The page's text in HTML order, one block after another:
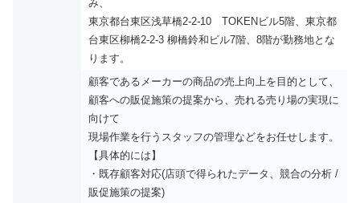
み、
東京都台東区浅草橋2-2-10 TOKENビル5階、東京都
台東区柳橋2-2-3 柳橋鈴和ビル7階、8階が勤務地とな
ります。
顧客であるメーカーの商品の売上向上を目的として、
顧客への販促施策の提案から、売れる売り場の実現に
向けて
現場作業を行うスタッフの管理などをお任せします。
【具体的には】
・既存顧客対応(店頭で得られたデータ、競合の分析 /
販促施策の提案)